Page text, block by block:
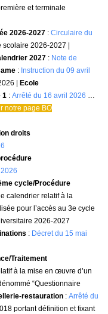
et terminale
2026-2027: Circulaire du
2026-2027 |
2027 : Note de
: Instruction du 09 avril
|
Ecole
1 : Arrêté du 16 avril 2026 …
notre page BO
droits
cycle/Procédure
calendrier relatif à la
pour l’accès au 3e cycle
2026-2027
: Décret du 15 mai
Traitement
à la mise en œuvre d’un
“Questionnaire
restauration : Arrêté du
portant définition et fixant